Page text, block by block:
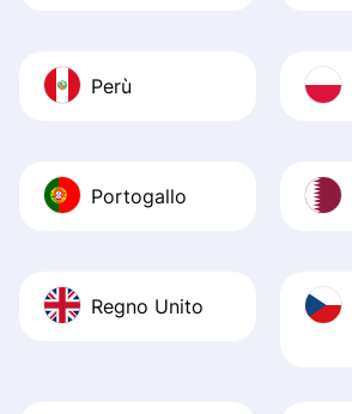
Perù
Portogallo
Regno Unito